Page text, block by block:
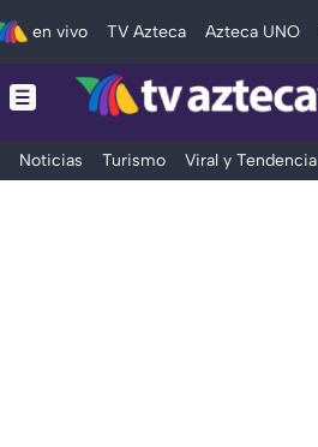
en vivo TV Azteca Azteca UNO
Noticias Turismo Viral y Tendencia